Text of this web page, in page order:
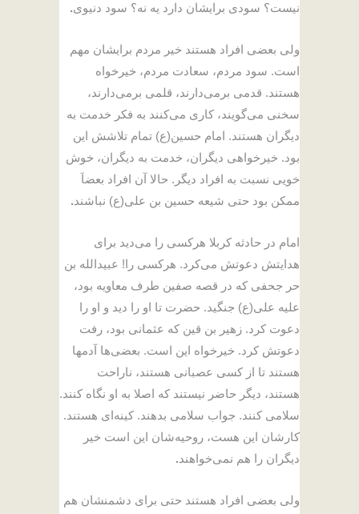
نیست؟ سودی برایشان دارد یه نه؟ سود دنیوی.
ولی بعضی افراد هستند خیر مردم برایشان مهم
است. سود مردم، سعادت مردم، خیرخواه
هستند. قدمی برمی‌دارند، قلمی برمی‌دارند،
سخنی می‌گویند، کاری می‌کنند به فکر خدمت به
دیگران هستند. امام حسین(ع) تمام تلاشش این
بود. خیرخواهی دیگران، خدمت به دیگران، خوش
خویی نسبت به افراد دیگر. حالا آن افراد بعضاَ
ممکن بود حتی شیعه حسین بن علی(ع) نباشند .
امام در حادثه کربلا هرکسی را می‌دید برای
هدایتش دعوتش می‌کرد. هرکسی را! عبیدالله بن
حر جحفی که در قصه صفین طرف معاویه بود،
علیه علی(ع) جنگید. حضرت تا او را دید و او را
دعوت کرد. زهیر بن قین که عثمانی بود، رفت
دعوتش کرد. خیرخواه این است. بعضی‌ها آدمها
هستند تا از کسی عصبانی هستند، ناراحت
هستند، دیگر حاضر نیستند که اصلا به او نگاه کنند.
سلامی کنند. جواب سلامی بدهند. کینه‌ای هستند.
کارشان این هست، روحیه‌شان این است خیر
دیگران را هم نمی‌خواهند .
ولی بعضی افراد هستند حتی برای دشمنشان هم